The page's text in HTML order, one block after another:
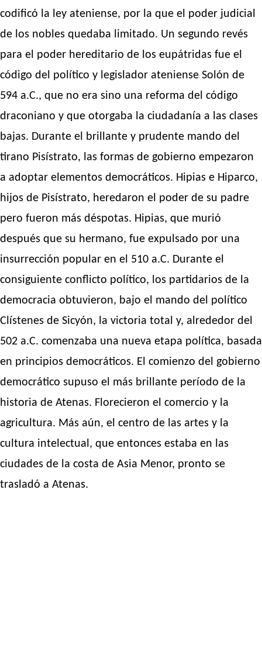
codificó la ley ateniense, por la que el poder judicial
de los nobles quedaba limitado. Un segundo revés
para el poder hereditario de los eupátridas fue el
código del político y legislador ateniense Solón de
594 a.C., que no era sino una reforma del código
draconiano y que otorgaba la ciudadanía a las clases
bajas. Durante el brillante y prudente mando del
tirano Pisístrato, las formas de gobierno empezaron
a adoptar elementos democráticos. Hipias e Hiparco,
hijos de Pisístrato, heredaron el poder de su padre
pero fueron más déspotas. Hipias, que murió
después que su hermano, fue expulsado por una
insurrección popular en el 510 a.C. Durante el
consiguiente conflicto político, los partidarios de la
democracia obtuvieron, bajo el mando del político
Clístenes de Sicyón, la victoria total y, alrededor del
502 a.C. comenzaba una nueva etapa política, basada
en principios democráticos. El comienzo del gobierno
democrático supuso el más brillante período de la
historia de Atenas. Florecieron el comercio y la
agricultura. Más aún, el centro de las artes y la
cultura intelectual, que entonces estaba en las
ciudades de la costa de Asia Menor, pronto se
trasladó a Atenas.